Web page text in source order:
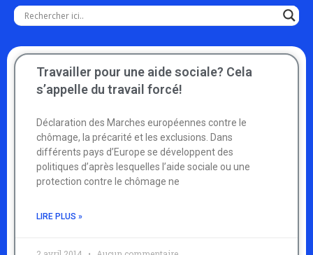
Travailler pour une aide sociale? Cela
s’appelle du travail forcé!
Déclaration des Marches européennes contre le
chômage, la précarité et les exclusions. Dans
différents pays d’Europe se développent des
politiques d’après lesquelles l’aide sociale ou une
protection contre le chômage ne
LIRE PLUS »